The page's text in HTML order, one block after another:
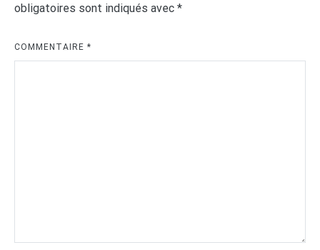
obligatoires sont indiqués avec *
COMMENTAIRE *